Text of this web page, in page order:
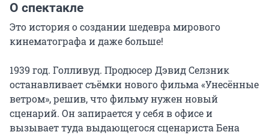
О спектакле
Это история о создании шедевра мирового
кинематографа и даже больше!
1939 год. Голливуд. Продюсер Дэвид Селзник
останавливает съёмки нового фильма «Унесённые
ветром», решив, что фильму нужен новый
сценарий. Он запирается у себя в офисе и
вызывает туда выдающегося сценариста Бена